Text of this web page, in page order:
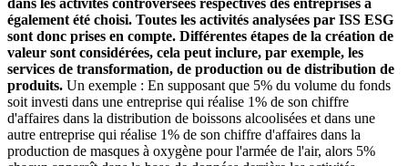
également été choisi. Toutes les activités analysées par ISS ESG
sont donc prises en compte. Différentes étapes de la création de
valeur sont considérées, cela peut inclure, par exemple, les
services de transformation, de production ou de distribution de
produits. Un exemple : En supposant que 5% du volume du fonds
soit investi dans une entreprise qui réalise 1% de son chiffre
d'affaires dans la distribution de boissons alcoolisées et dans une
autre entreprise qui réalise 1% de son chiffre d'affaires dans la
production de masques à oxygène pour l'armée de l'air, alors 5%